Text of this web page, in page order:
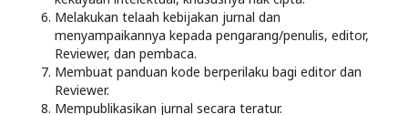
Melakukan telaah kebijakan jurnal dan
menyampaikannya kepada pengarang/penulis, editor,
Reviewer, dan pembaca.
Membuat panduan kode berperilaku bagi editor dan
Reviewer.
Mempublikasikan jurnal secara teratur.